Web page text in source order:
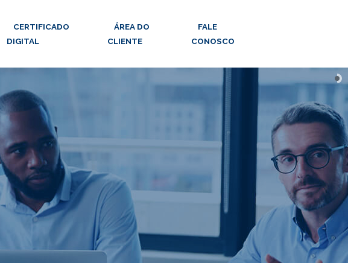
CERTIFICADO
DIGITAL
ÁREA DO
CLIENTE
FALE
CONOSCO